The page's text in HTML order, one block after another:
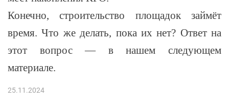
Конечно, строительство площадок займёт
время. Что же делать, пока их нет? Ответ на
этот вопрос — в нашем следующем
материале.
25.11.2024